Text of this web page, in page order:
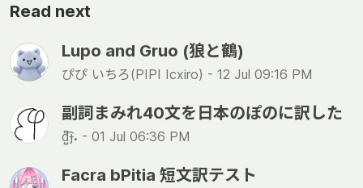
Read next
Lupo and Gruo (狼と鶴)
ぴぴ いちろ(PIPI Icxiro) - 12 Jul 09:16 PM
副詞まみれ40文を日本のぽのに訳した
d̺͆͡ɟ˖ - 01 Jul 06:36 PM
Facra bPitia 短文訳テスト